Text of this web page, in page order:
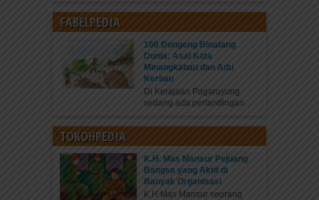
FABELPEDIA
100 Dongeng Binatang
Dunia: Asal Kata
Minangkabau dan Adu
Kerbau
Di Kerajaan Pagaruyung
sedang ada pertandingan...
TOKOHPEDIA
K.H. Mas Mansur Pejuang
Bangsa yang Aktif di
Banyak Organisasi
K.H Mas Mansur seorang